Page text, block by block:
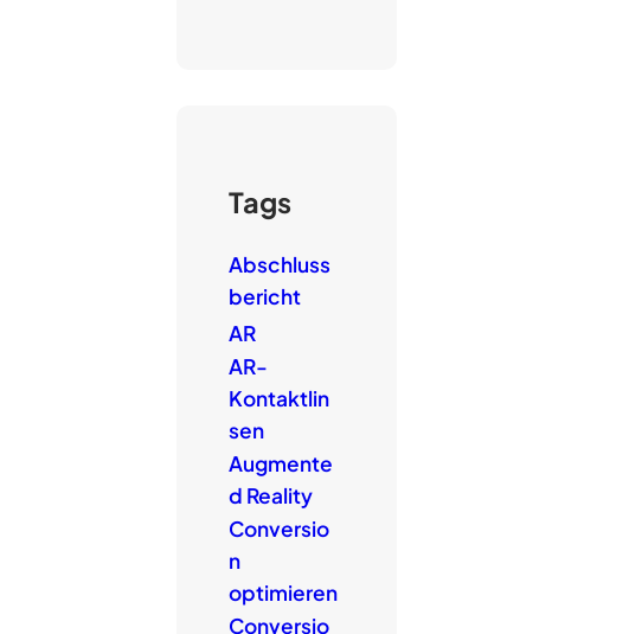
Tags
Abschluss
bericht
AR
AR-
Kontaktlin
sen
Augmente
d Reality
Conversio
n
optimieren
Conversio